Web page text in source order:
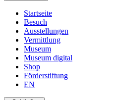
Startseite
Besuch
Ausstellungen
Vermittlung
Museum
Museum digital
Shop
Förderstiftung
EN